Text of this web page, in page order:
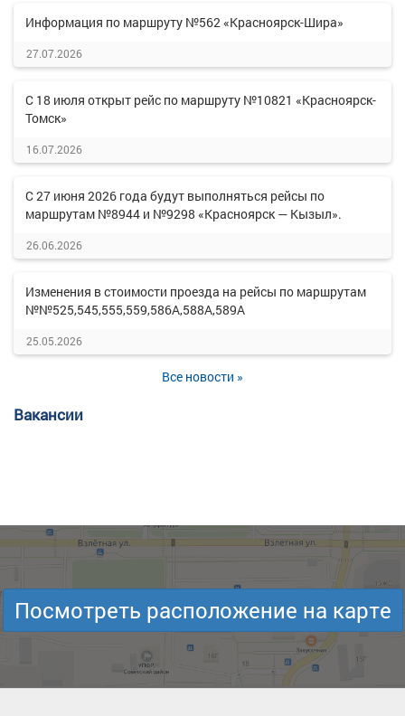
Информация по маршруту №562 «Красноярск-Шира»
27.07.2026
С 18 июля открыт рейс по маршруту №10821 «Красноярск-
Томск»
16.07.2026
С 27 июня 2026 года будут выполняться рейсы по
маршрутам №8944 и №9298 «Красноярск — Кызыл».
26.06.2026
Изменения в стоимости проезда на рейсы по маршрутам
№№525,545,555,559,586А,588А,589А
25.05.2026
Все новости »
Вакансии
Посмотреть расположение на карте